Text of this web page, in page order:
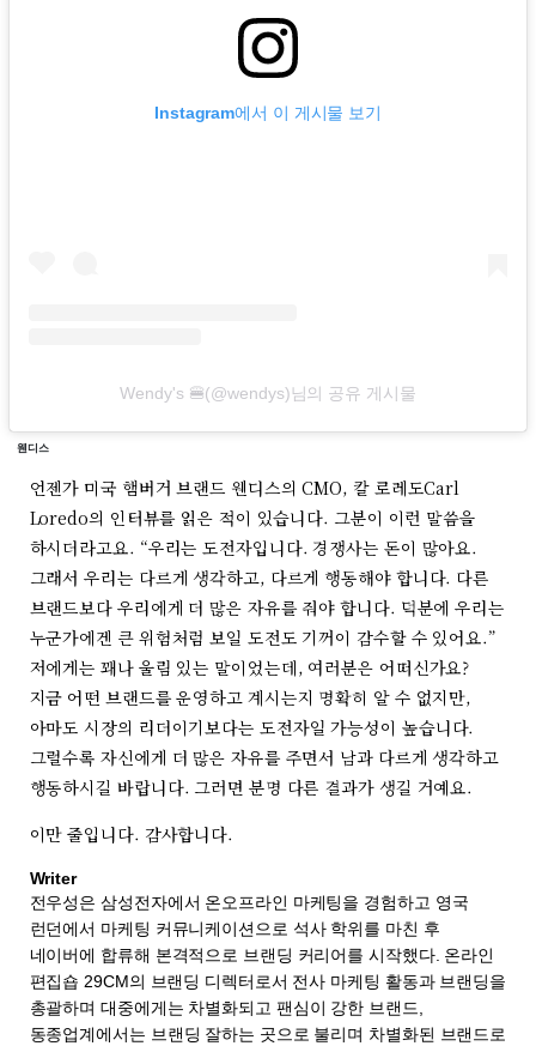
Instagram에서 이 게시물 보기
Wendy's 🍔(@wendys)님의 공유 게시물
웬디스
언젠가 미국 햄버거 브랜드 웬디스의 CMO, 칼 로레도Carl
Loredo의 인터뷰를 읽은 적이 있습니다. 그분이 이런 말씀을
하시더라고요. “우리는 도전자입니다. 경쟁사는 돈이 많아요.
그래서 우리는 다르게 생각하고, 다르게 행동해야 합니다. 다른
브랜드보다 우리에게 더 많은 자유를 줘야 합니다. 덕분에 우리는
누군가에겐 큰 위험처럼 보일 도전도 기꺼이 감수할 수 있어요.”
저에게는 꽤나 울림 있는 말이었는데, 여러분은 어떠신가요?
지금 어떤 브랜드를 운영하고 계시는지 명확히 알 수 없지만,
아마도 시장의 리더이기보다는 도전자일 가능성이 높습니다.
그럴수록 자신에게 더 많은 자유를 주면서 남과 다르게 생각하고
행동하시길 바랍니다. 그러면 분명 다른 결과가 생길 거예요.
이만 줄입니다. 감사합니다.
Writer
전우성은 삼성전자에서 온오프라인 마케팅을 경험하고 영국
런던에서 마케팅 커뮤니케이션으로 석사 학위를 마친 후
네이버에 합류해 본격적으로 브랜딩 커리어를 시작했다. 온라인
편집숍 29CM의 브랜딩 디렉터로서 전사 마케팅 활동과 브랜딩을
총괄하며 대중에게는 차별화되고 팬심이 강한 브랜드,
동종업계에서는 브랜딩 잘하는 곳으로 불리며 차별화된 브랜드로